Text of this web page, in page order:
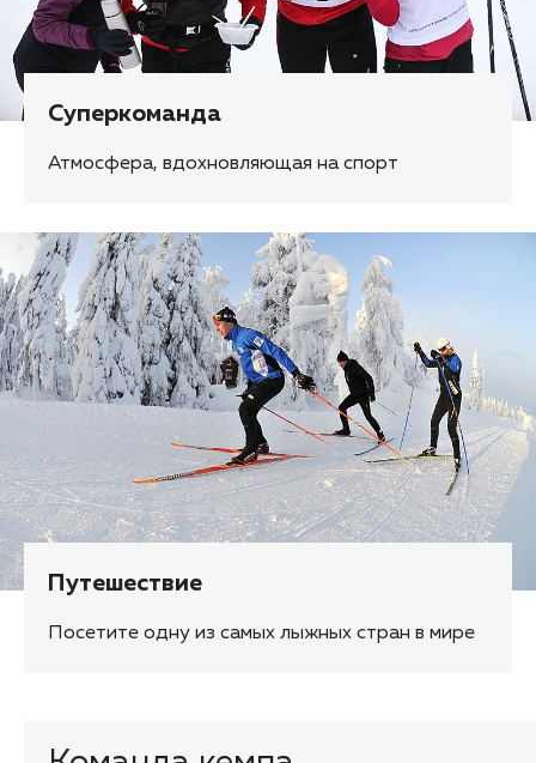
Суперкоманда
Атмосфера, вдохновляющая на спорт
Путешествие
Посетите одну из самых лыжных стран в мире